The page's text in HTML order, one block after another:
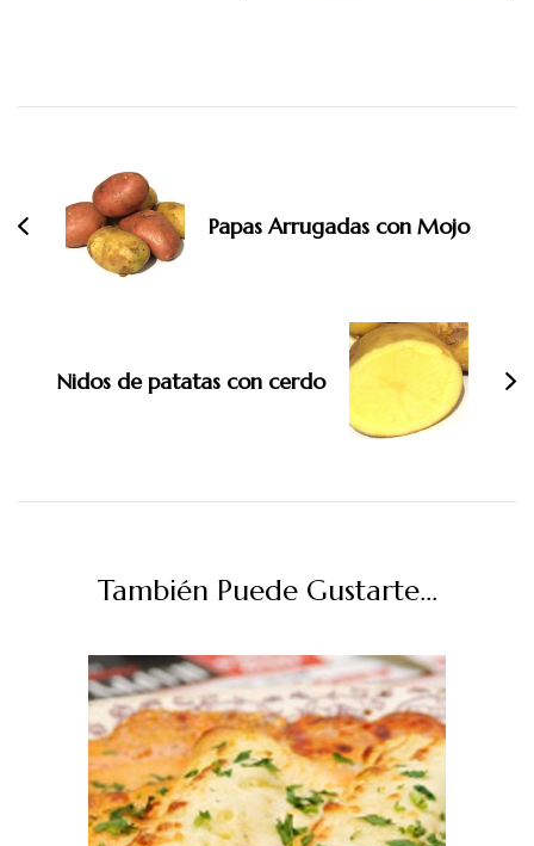
entradas
Papas Arrugadas con Mojo
Nidos de patatas con cerdo
También Puede Gustarte...